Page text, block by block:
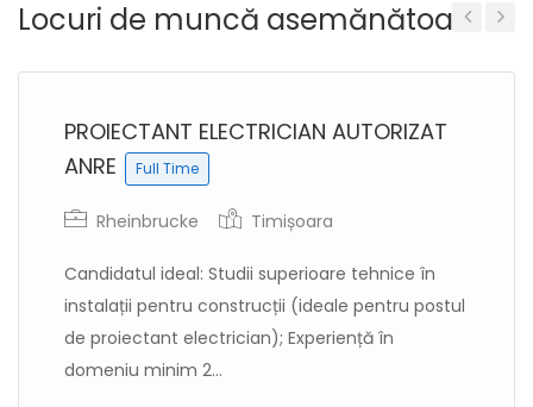
Locuri de muncă asemănătoare
PROIECTANT ELECTRICIAN AUTORIZAT
ANRE
Full Time
Rheinbrucke Timișoara
Candidatul ideal: Studii superioare tehnice în
instalații pentru construcții (ideale pentru postul
de proiectant electrician); Experiență în
domeniu minim 2...